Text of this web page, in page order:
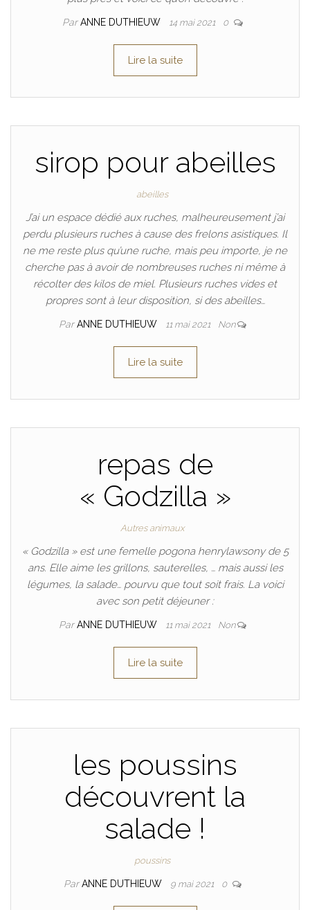
ParANNE DUTHIEUW 14 mai 2021 0
Lire la suite
sirop pour abeilles
abeilles
J’ai un espace dédié aux ruches, malheureusement j’ai
perdu plusieurs ruches à cause des frelons asistiques. Il
ne me reste plus qu’une ruche, mais peu importe, je ne
cherche pas à avoir de nombreuses ruches ni même à
récolter des kilos de miel. Plusieurs ruches vides et
propres sont à leur disposition, si des abeilles…
ParANNE DUTHIEUW 11 mai 2021 Non
Lire la suite
repas de
« Godzilla »
Autres animaux
« Godzilla » est une femelle pogona henrylawsony de 5
ans. Elle aime les grillons, sauterelles, … mais aussi les
légumes, la salade… pourvu que tout soit frais. La voici
avec son petit déjeuner :
ParANNE DUTHIEUW 11 mai 2021 Non
Lire la suite
les poussins
découvrent la
salade !
poussins
ParANNE DUTHIEUW 9 mai 2021 0